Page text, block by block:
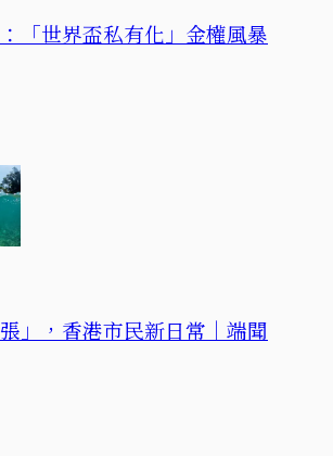
「世界盃私有化」金權風暴
」，香港市民新日常｜端聞